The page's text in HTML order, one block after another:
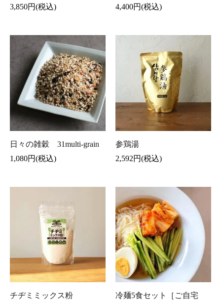
3,850円(税込)
4,400円(税込)
日々の雑穀 31multi-grain
1,080円(税込)
参鶏湯
2,592円(税込)
チヂミミックス粉
冷麺5食セット［ご自宅